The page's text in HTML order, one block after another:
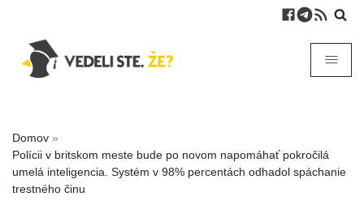
Domov »
Polícii v britskom meste bude po novom napomáhať pokročilá
umelá inteligencia. Systém v 98% percentách odhadol spáchanie
trestného činu